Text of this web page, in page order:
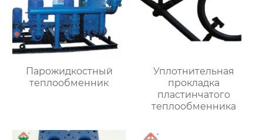
Парожидкостный
теплообменник
Уплотнительная
прокладка
пластинчатого
теплообменника